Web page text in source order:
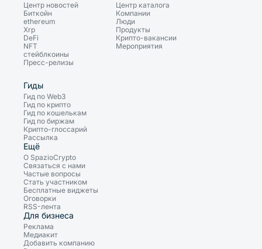
Центр новостей
Биткойн
ethereum
Xrp
DeFi
NFT
стейблкоины
Пресс-релизы
Центр каталога
Компании
Люди
Продукты
Крипто-вакансии
Мероприятия
Гиды
Гид по Web3
Гид по крипто
Гид по кошелькам
Гид по биржам
Крипто-глоссарий
Рассылка
Ещё
О SpazioCrypto
Связаться с нами
Частые вопросы
Стать участником
Бесплатные виджеты
Оговорки
RSS-лента
Для бизнеса
Реклама
Медиакит
Добавить компанию